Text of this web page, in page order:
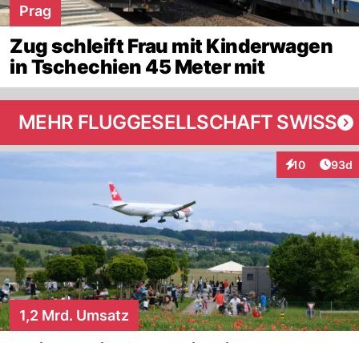
Prag
Zug schleift Frau mit Kinderwagen
in Tschechien 45 Meter mit
MEHR FLUGGESELLSCHAFT SWISS
10
Interaktionen
93d
1,2 Mrd. Umsatz